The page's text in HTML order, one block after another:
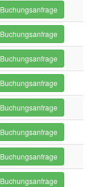
Buchungsanfrage
Buchungsanfrage
Buchungsanfrage
Buchungsanfrage
Buchungsanfrage
Buchungsanfrage
Buchungsanfrage
Buchungsanfrage